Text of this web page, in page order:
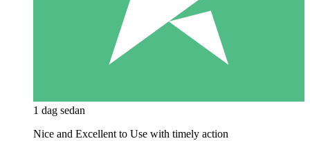
1 dag sedan
Nice and Excellent to Use with timely action